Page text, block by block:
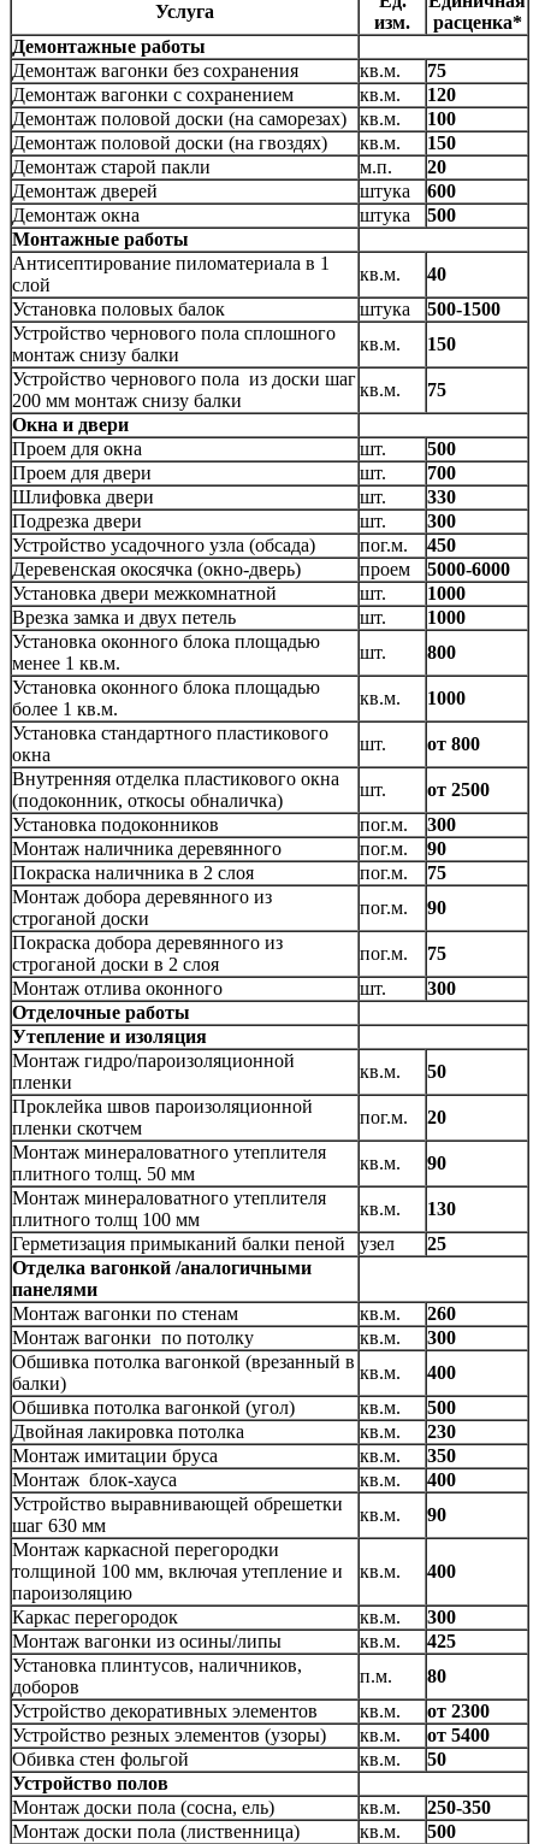
Услуга
изм.
расценка*
Демонтажные работы
Демонтаж вагонки без сохранения
кв.м.
75
Демонтаж вагонки с сохранением
кв.м.
120
Демонтаж половой доски (на саморезах)
кв.м.
100
Демонтаж половой доски (на гвоздях)
кв.м.
150
Демонтаж старой пакли
м.п.
20
Демонтаж дверей
штука
600
Демонтаж окна
штука
500
Монтажные работы
Антисептирование пиломатериала в 1
слой
кв.м.
40
Установка половых балок
штука
500-1500
Устройство чернового пола сплошного
монтаж снизу балки
кв.м.
150
Устройство чернового пола из доски шаг
200 мм монтаж снизу балки
кв.м.
75
Окна и двери
Проем для окна
шт.
500
Проем для двери
шт.
700
Шлифовка двери
шт.
330
Подрезка двери
шт.
300
Устройство усадочного узла (обсада)
пог.м.
450
Деревенская окосячка (окно-дверь)
проем
5000-6000
Установка двери межкомнатной
шт.
1000
Врезка замка и двух петель
шт.
1000
Установка оконного блока площадью
менее 1 кв.м.
шт.
800
Установка оконного блока площадью
более 1 кв.м.
кв.м.
1000
Установка стандартного пластикового
окна
шт.
от 800
Внутренняя отделка пластикового окна
(подоконник, откосы обналичка)
шт.
от 2500
Установка подоконников
пог.м.
300
Монтаж наличника деревянного
пог.м.
90
Покраска наличника в 2 слоя
пог.м.
75
Монтаж добора деревянного из
строганой доски
пог.м.
90
Покраска добора деревянного из
строганой доски в 2 слоя
пог.м.
75
Монтаж отлива оконного
шт.
300
Отделочные работы
Утепление и изоляция
Монтаж гидро/пароизоляционной
пленки
кв.м.
50
Проклейка швов пароизоляционной
пленки скотчем
пог.м.
20
Монтаж минераловатного утеплителя
плитного толщ. 50 мм
кв.м.
90
Монтаж минераловатного утеплителя
плитного толщ 100 мм
кв.м.
130
Герметизация примыканий балки пеной
узел
25
Отделка вагонкой /аналогичными
панелями
Монтаж вагонки по стенам
кв.м.
260
Монтаж вагонки по потолку
кв.м.
300
Обшивка потолка вагонкой (врезанный в
балки)
кв.м.
400
Обшивка потолка вагонкой (угол)
кв.м.
500
Двойная лакировка потолка
кв.м.
230
Монтаж имитации бруса
кв.м.
350
Монтаж блок-хауса
кв.м.
400
Устройство выравнивающей обрешетки
шаг 630 мм
кв.м.
90
Монтаж каркасной перегородки
толщиной 100 мм, включая утепление и
пароизоляцию
кв.м. 400
Каркас перегородок кв.м.
300
Монтаж вагонки из осины/липы
кв.м.
425
Установка плинтусов, наличников,
доборов
п.м.
80
Устройство декоративных элементов
кв.м.
от 2300
Устройство резных элементов (узоры)
кв.м.
от 5400
Обивка стен фольгой
кв.м.
50
Устройство полов
Монтаж доски пола (сосна, ель)
кв.м.
250-350
Монтаж доски пола (лиственница)
кв.м.
500